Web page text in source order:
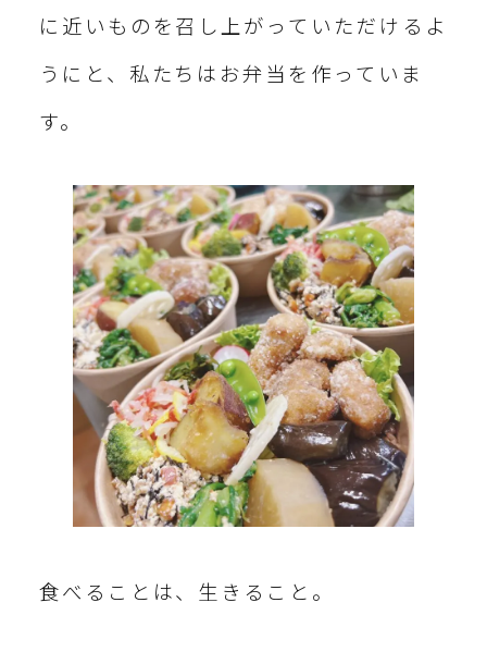
に近いものを召し上がっていただけるよ
うにと、私たちはお弁当を作っていま
す。
食べることは、生きること。